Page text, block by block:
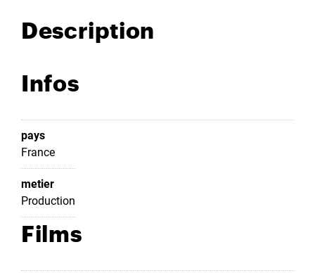
Description
Infos
pays
France
metier
Production
Films